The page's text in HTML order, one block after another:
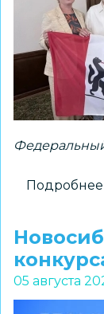
Подробнее
05 августа